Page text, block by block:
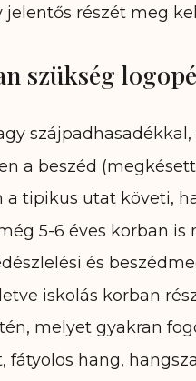
jelentős részét meg
szükség
a beszéd
a tipikus utat követi,
5-6 éves korban
és
iskolás korban
melyet gyakran
fátyolos hang,